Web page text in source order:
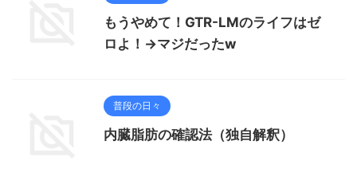
もうやめて！GTR-LMのライフはゼ
ロよ！→マジだったw
普段の日々
内臓脂肪の確認法（独自解釈）